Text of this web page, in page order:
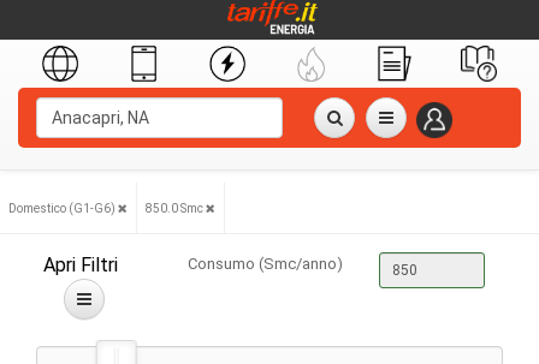
Domestico (G1-G6) 850.0 Smc
Apri Filtri Consumo (Smc/anno)